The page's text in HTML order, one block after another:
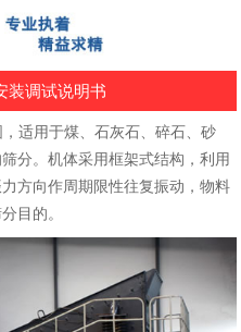
装调试说明书
适用于煤、石灰石、碎石、砂
分。机体采用框架式结构，利用
方向作周期限性往复振动，物料
目的。